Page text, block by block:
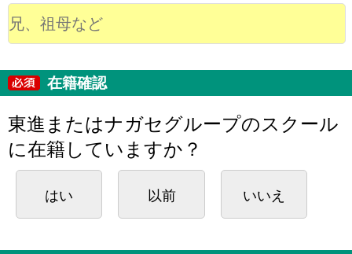
在籍確認
東進またはナガセグループのスクール
に在籍していますか？
はい 以前 いいえ